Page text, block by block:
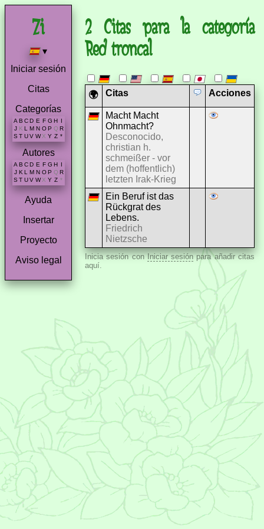
▾
Iniciar sesión
Citas
Categorías
A B C D E F G H I
J K L M N O P Q R
S T U V W X Y Z *
Autores
A B C D E F G H
J K L M N O P Q R
S T U V W X Y Z *
Ayuda
Insertar
Proyecto
Aviso legal
2 Citas para la categoría
Red troncal
🌍 Citas Acciones
Macht Macht
Ohnmacht?
Desconocido,
christian h.
schmeißer - vor
dem (hoffentlich)
letzten Irak-Krieg
Ein Beruf ist das
Rückgrat des
Lebens.
Friedrich
Nietzsche
Inicia sesión conIniciar sesiónpara añadir citas
aquí.